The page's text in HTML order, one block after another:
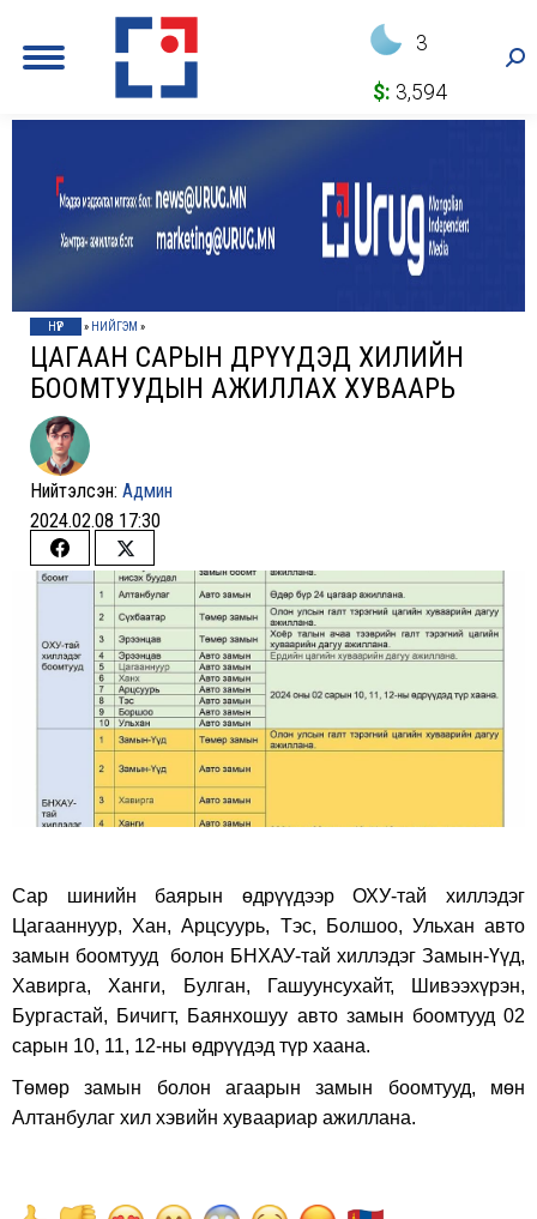
3
$: 3,594
НҮҮР » НИЙГЭМ »
ЦАГААН САРЫН ӨДРҮҮДЭД ХИЛИЙН
БООМТУУДЫН АЖИЛЛАХ ХУВААРЬ
Нийтэлсэн: Админ
2024.02.08 17:30
Share
Facebook
Share
on
Twitter
Сар шинийн баярын өдрүүдээр ОХУ-тай хиллэдэг
Цагааннуур, Хан, Арцсуурь, Тэс, Болшоо, Ульхан авто
замын боомтууд болон БНХАУ-тай хиллэдэг Замын-Үүд,
Хавирга, Ханги, Булган, Гашуунсухайт, Шивээхүрэн,
Бургастай, Бичигт, Баянхошуу авто замын боомтууд 02
сарын 10, 11, 12-ны өдрүүдэд түр хаана.
Төмөр замын болон агаарын замын боомтууд, мөн
Алтанбулаг хил хэвийн хуваариар ажиллана.